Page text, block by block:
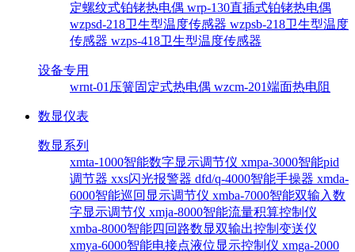
定螺纹式铂铑热电偶 wrp-130直插式铂铑热电偶
wzpsd-218卫生型温度传感器 wzpsb-218卫生型温度
传感器 wzps-418卫生型温度传感器
设备专用
wrnt-01压簧固定式热电偶 wzcm-201端面热电阻
数显仪表
数显系列
xmta-1000智能数字显示调节仪 xmpa-3000智能pid
调节器 xxs闪光报警器 dfd/q-4000智能手操器 xmda-
6000智能巡回显示调节仪 xmba-7000智能双输入数
字显示调节仪 xmja-8000智能流量积算控制仪
xmba-8000智能四回路数显双输出控制变送仪
xmya-6000智能电接点液位显示控制仪 xmga-2000